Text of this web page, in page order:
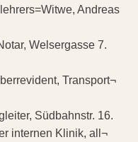
Andreas
Welsergasse 7.
Transport¬
Südbahnstr. 16.
internen Klinik, all¬